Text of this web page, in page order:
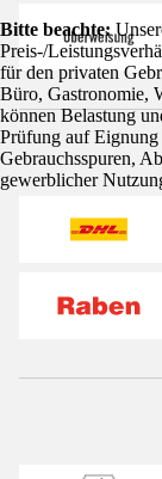
Bitte beachte:
Preis-/
für den privaten
Büro, Gastronomie,
können Belastung
Prüfung auf
Gebrauchsspuren,
gewerblicher